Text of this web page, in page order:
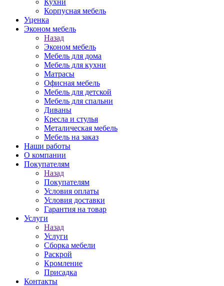
Кухни
Корпусная мебель
Уценка
Эконом мебель
Назад
Эконом мебель
Мебель для дома
Мебель для кухни
Матрасы
Офисная мебель
Мебель для детской
Мебель для спальни
Диваны
Кресла и стулья
Металическая мебель
Мебель на заказ
Наши работы
О компании
Покупателям
Назад
Покупателям
Условия оплаты
Условия доставки
Гарантия на товар
Услуги
Назад
Услуги
Сборка мебели
Раскрой
Кромление
Присадка
Контакты